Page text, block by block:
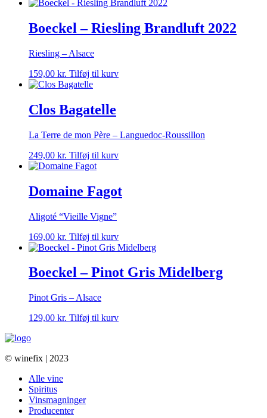
Boeckel – Riesling Brandluft 2022
Riesling – Alsace
159,00 kr. Tilføj til kurv
Clos Bagatelle
La Terre de mon Père – Languedoc-Roussillon
249,00 kr. Tilføj til kurv
Domaine Fagot
Aligoté “Vieille Vigne”
169,00 kr. Tilføj til kurv
Boeckel – Pinot Gris Midelberg
Pinot Gris – Alsace
129,00 kr. Tilføj til kurv
© winefix | 2023
Alle vine
Spiritus
Vinsmagninger
Producenter